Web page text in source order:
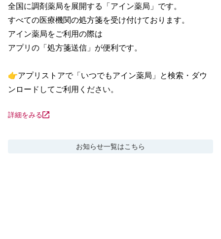
全国に調剤薬局を展開する「アイン薬局」です。
すべての医療機関の処方箋を受け付けております。
アイン薬局をご利用の際は
アプリの「処方箋送信」が便利です。
👉アプリストアで「いつでもアイン薬局」と検索・ダウ
ンロードしてご利用ください。
詳細をみる
お知らせ一覧はこちら